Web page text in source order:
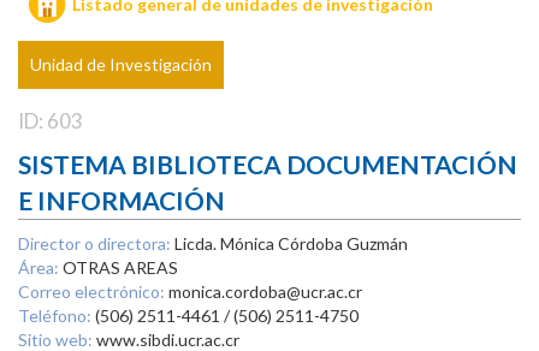
Listado general de unidades de investigación
Unidad de Investigación
ID: 603
SISTEMA BIBLIOTECA DOCUMENTACIÓN
E INFORMACIÓN
Director o directora: Licda. Mónica Córdoba Guzmán
Área: OTRAS AREAS
Correo electrónico: monica.cordoba@ucr.ac.cr
Teléfono: (506) 2511-4461 / (506) 2511-4750
Sitio web: www.sibdi.ucr.ac.cr